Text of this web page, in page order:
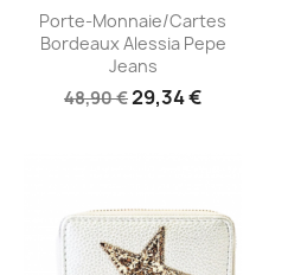
Aperçu rapide
Porte-Monnaie/cartes
Bordeaux Alessia Pepe
Jeans
48,90 €29,34 €